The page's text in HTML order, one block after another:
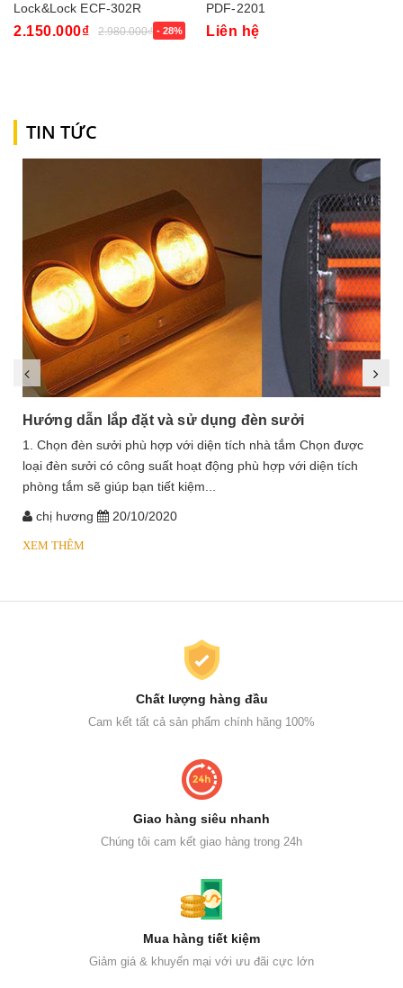
Lock&Lock ECF-302R
2.150.000₫ 2.980.000₫ - 28%
PDF-2201
Liên hệ
TIN TỨC
Hướng dẫn lắp đặt và sử dụng đèn sưởi
1. Chọn đèn sưởi phù hợp với diện tích nhà tắm Chọn được
loại đèn sưởi có công suất hoạt động phù hợp với diện tích
phòng tắm sẽ giúp bạn tiết kiệm...
chị hương 20/10/2020
XEM THÊM
Chất lượng hàng đầu
Cam kết tất cả sản phẩm chính hãng 100%
Giao hàng siêu nhanh
Chúng tôi cam kết giao hàng trong 24h
Mua hàng tiết kiệm
Giảm giá & khuyến mại với ưu đãi cực lớn